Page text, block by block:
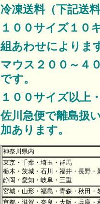
冷凍送料（下記送
１００サイズ１０
組あわせによりま
マウス２００～４
です。
１００サイズ以上
佐川急便で離島扱
加あります。
神奈川県内
東京・千葉・埼玉・群馬
栃木・茨城・石川・福井・長野・
静岡・愛知・岐阜・三重
宮城・山形・福島・青森・秋田・
京都・滋賀・奈良・大阪・兵庫・